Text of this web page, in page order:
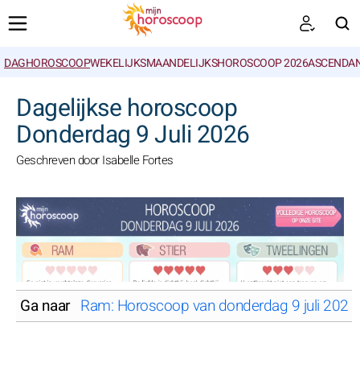
DAGHOROSCOOPWEKELIJKSMAANDELIJKSHOROSCOOP 2026
Dagelijkse horoscoop
Donderdag 9 Juli 2026
Geschreven door Isabelle Fortes
Ga naar Ram: Horoscoop van donderdag 9 juli 2026